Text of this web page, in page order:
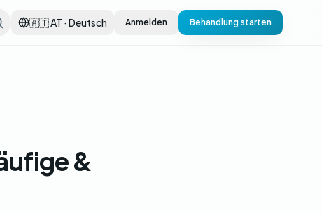
🇦🇹 AT · Deutsch Anmelden Behandlung starten
&